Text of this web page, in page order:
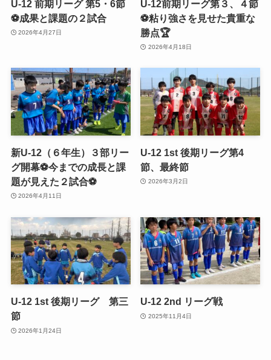
U-12 前期リーグ 第5・6節
⚽️成果と課題の２試合
2026年4月27日
U-12前期リーグ第３、４節
⚽️粘り強さを見せた貴重な
勝点🏆
2026年4月18日
新U-12（６年生）３部リー
グ開幕⚽️今までの成長と課
題が見えた２試合⚽️
2026年4月11日
U-12 1st 後期リーグ第4
節、最終節
2026年3月2日
U-12 1st 後期リーグ 第三
節
2026年1月24日
U-12 2nd リーグ戦
2025年11月4日